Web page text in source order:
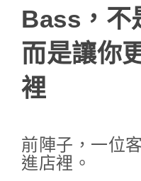
Bass，不
而是讓你
裡
前陣子，一位
進店裡。